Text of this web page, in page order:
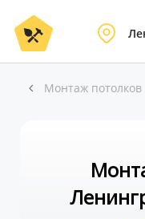
Монтаж потолков